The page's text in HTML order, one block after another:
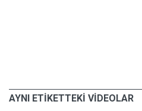
AYNI ETİKETTEKİ VİDEOLAR